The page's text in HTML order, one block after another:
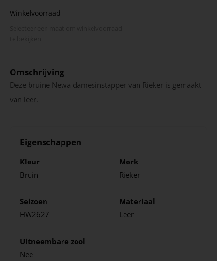
Winkelvoorraad
Omschrijving
Deze bruine Newa damesinstapper van Rieker is gemaakt
van leer.
Eigenschappen
Kleur
Bruin
Merk
Rieker
Seizoen
HW2627
Materiaal
Leer
Uitneembare zool
Nee